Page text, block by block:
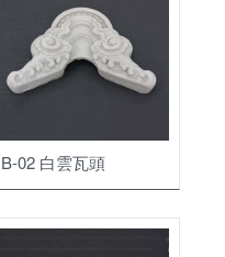
B-02 白雲瓦頭